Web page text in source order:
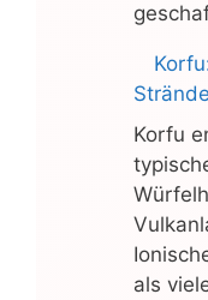
Korfu
als